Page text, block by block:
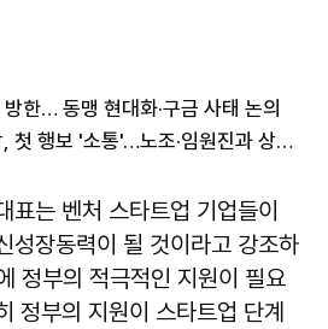
한… 동맹 현대화·구금 사태 논의
박상진 신임 산은 회장, 첫 행보 '소통'…노조·임원진과 상견례
표는 벤처 스타트업 기업들이
성장동력이 될 것이라고 강조하
정부의 적극적인 지원이 필요
정부의 지원이 스타트업 단계